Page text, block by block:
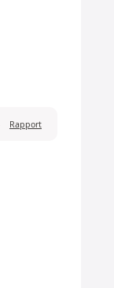
Rapport